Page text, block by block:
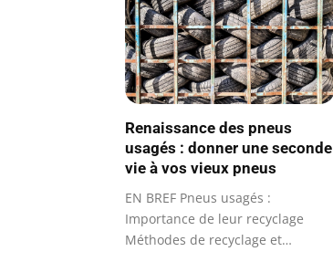
Renaissance des pneus
usagés : donner une seconde
vie à vos vieux pneus
EN BREF Pneus usagés :
Importance de leur recyclage
Méthodes de recyclage et